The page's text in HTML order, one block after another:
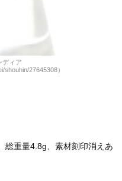
ディア
shouhin/27645308）
総重量4.8g、素材刻印消えあ